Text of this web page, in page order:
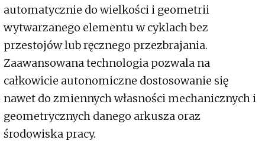
automatycznie do wielkości i geometrii
wytwarzanego elementu w cyklach bez
przestojów lub ręcznego przezbrajania.
Zaawansowana technologia pozwala na
całkowicie autonomiczne dostosowanie się
nawet do zmiennych własności mechanicznych i
geometrycznych danego arkusza oraz
środowiska pracy.